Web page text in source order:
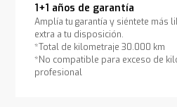
1+1 años de garantía
Amplía tu garantía y siéntete más
extra a tu disposición.
*Total de kilometraje 30.000 km
*No compatible para exceso de
profesional